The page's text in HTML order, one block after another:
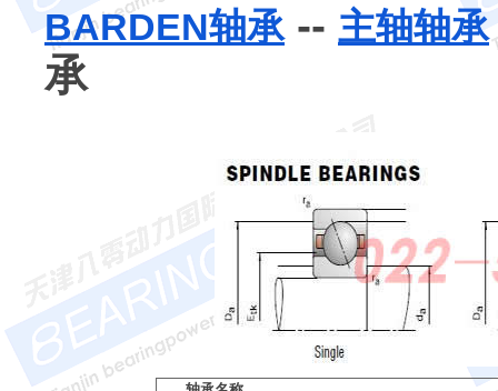
BARDEN轴承-- 主轴轴承
承